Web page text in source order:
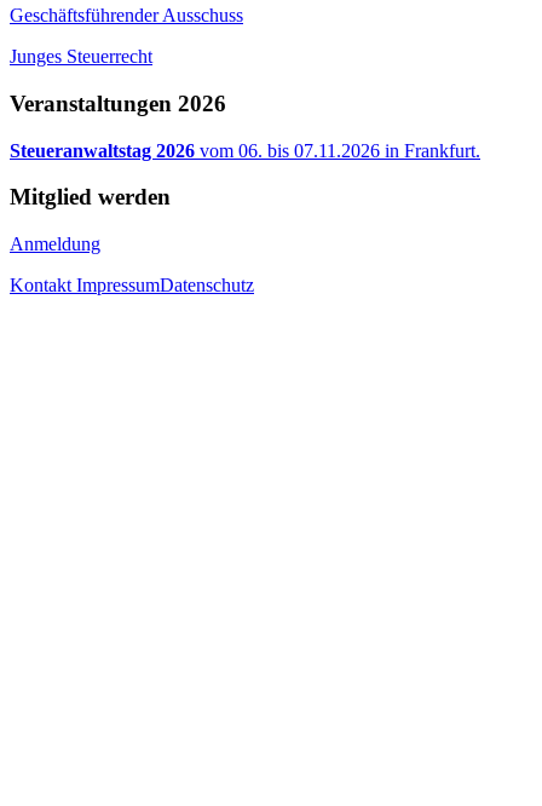
Geschäftsführender Ausschuss
Junges Steuerrecht
Veranstaltungen 2026
Steueranwaltstag 2026 vom 06. bis 07.11.2026 in Frankfurt.
Mitglied werden
Anmeldung
Kontakt ImpressumDatenschutz